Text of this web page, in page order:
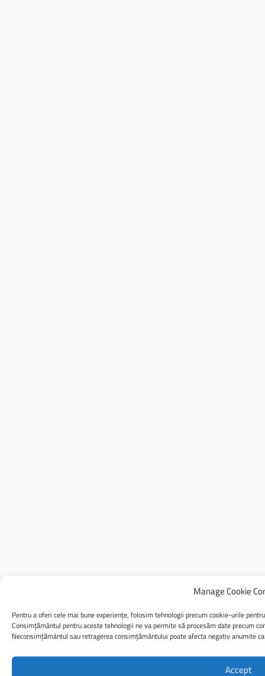
Manage Cookie
Pentru a oferi cele mai bune experiențe, folosim tehnologii precum cookie-urile
Consimțământul pentru aceste tehnologii ne va permite să procesăm date precum
Neconsimțământul sau retragerea consimțământului poate afecta negativ anumite
Accept